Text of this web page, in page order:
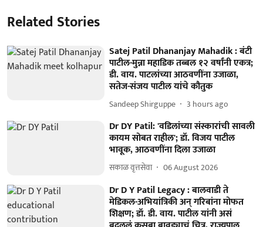
Related Stories
Satej Patil Dhananjay Mahadik : बंटी
पाटील-मुन्ना महाडिक तब्बल १२ वर्षांनी एकत्र;
डी. वाय. पाटलांच्या आठवणींना उजाळा,
सतेज-संजय पाटील यांचे कौतुक
Sandeep Shirguppe 3 hours ago
Dr DY Patil: 'वडिलांच्या संस्कारांची सावली
कायम सोबत राहील'; डॉ. विजय पाटील
भावूक, आठवणींना दिला उजाळा
सकाळ वृत्तसेवा 06 August 2026
Dr D Y Patil Legacy : बालवाडी ते
मेडिकल-अभियांत्रिकी अन् गरिबांना मोफत
शिक्षण; डॉ. डी. वाय. पाटील यांनी असं